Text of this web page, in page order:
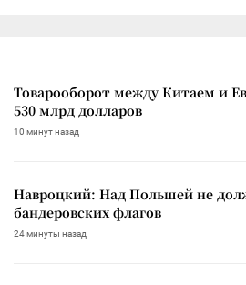
Товарооборот между Китаем и
530 млрд долларов
10 минут назад
Навроцкий: Над Польшей не
бандеровских флагов
24 минуты назад